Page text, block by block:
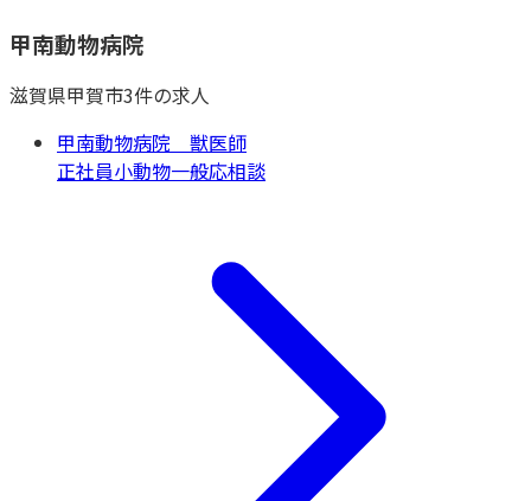
甲南動物病院
滋賀県甲賀市3件の求人
甲南動物病院 獣医師
正社員小動物一般応相談